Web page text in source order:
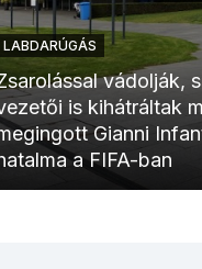
LABDARÚGÁS
vádolják,
is kihátráltak
Gianni
a FIFA-ban